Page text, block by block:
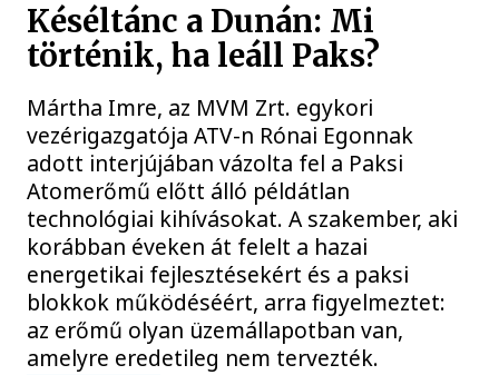
Késéltánc a Dunán: Mi
történik, ha leáll Paks?
Mártha Imre, az MVM Zrt. egykori
vezérigazgatója ATV-n Rónai Egonnak
adott interjújában vázolta fel a Paksi
Atomerőmű előtt álló példátlan
technológiai kihívásokat. A szakember, aki
korábban éveken át felelt a hazai
energetikai fejlesztésekért és a paksi
blokkok működéséért, arra figyelmeztet:
az erőmű olyan üzemállapotban van,
amelyre eredetileg nem tervezték.